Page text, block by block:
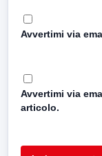
Avvertimi via
Avvertimi via
articolo.